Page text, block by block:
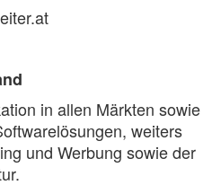
in allen Märkten sowie
weiters
und Werbung sowie der